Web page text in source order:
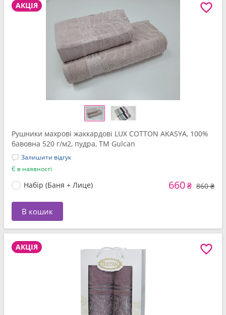
АКЦІЯ
Рушники махрові жаккардові LUX COTTON AKASYA, 100%
бавовна 520 г/м2, пудра, ТМ Gulcan
Залишити відгук
Є в наявності
Набір (Баня + Лице) 660₴ 860 ₴
В кошик
АКЦІЯ